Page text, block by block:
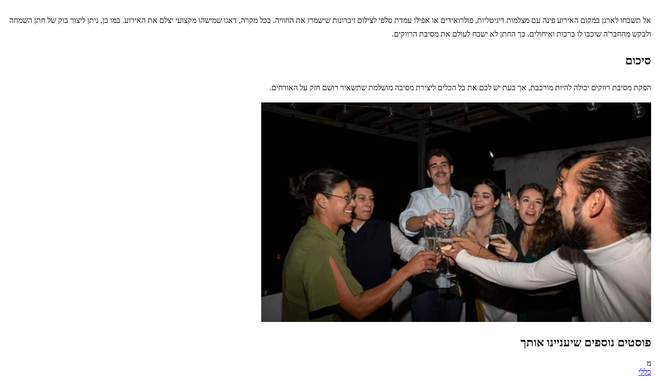
אל תשכחו לארגן במקום האירוע פינה עם מצלמות דיגיטליות, פולרואידים או אפילו עמדת סלפי לצילום זיכרונות שישמרו את החוויה. בכל מקרה, דאגו שמישהו מקצועי יצלם את האירוע. כמו כן, ניתן ליצור בוק של חתן השמחה
ולבקש מהחבר'ה שיכבו לו ברכות ואיחולים. כך החתן לא ישכח לעולם את מסיבת הרווקים.
סיכום
הפקת מסיבת רווקים יכולה להיות מורכבת, אך כעת יש לכם את כל הכלים ליצירת מסיבה מושלמת שתשאיר רושם חזק על האורחים.
פוסטים נוספים שיעניינו אותך
מ
כללי